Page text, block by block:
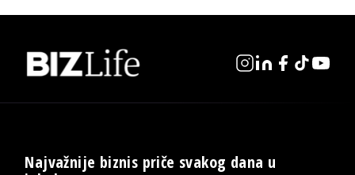
Najvažnije biznis priče svakog dana u